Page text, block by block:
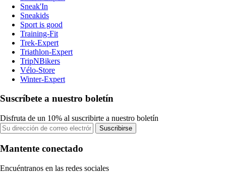
Sneak'In
Sneakids
Sport is good
Training-Fit
Trek-Expert
Triathlon-Expert
TripNBikers
Vélo-Store
Winter-Expert
Suscríbete a nuestro boletín
Disfruta de un 10% al suscribirte a nuestro boletín
Suscribirse
Mantente conectado
Encuéntranos en las redes sociales